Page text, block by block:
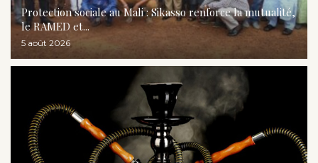
Protection sociale au Mali : Sikasso renforce la mutualité,
le RAMED et...
5 août 2026